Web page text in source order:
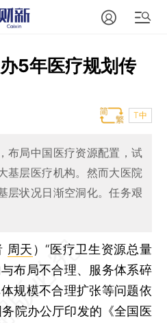
办5年医疗规划传
T中
布局中国医疗资源配置，试
基层医疗机构。然而大医院
层状况日渐空洞化。任务艰
周天 ）“医疗卫生资源总量
布局不合理、服务体系碎
规模不合理扩张等问题依
院办公厅印发的《全国医